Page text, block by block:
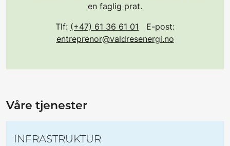
en faglig prat.
Tlf: (+47) 61 36 61 01 E-post:
entreprenor@valdresenergi.no
Våre tjenester
INFRASTRUKTUR